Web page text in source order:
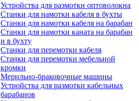
Устройства для размотки оптоволокна
Станки для намотки кабеля в бухты
Станки для намотки кабеля на барабан
Станки для намотки каната на барабан
и в бухту
Станки для перемотки кабеля
Станки для перемотки мебельной
кромки
Мерильно-браковочные машины
Устройства для размотки кабельных
барабанов